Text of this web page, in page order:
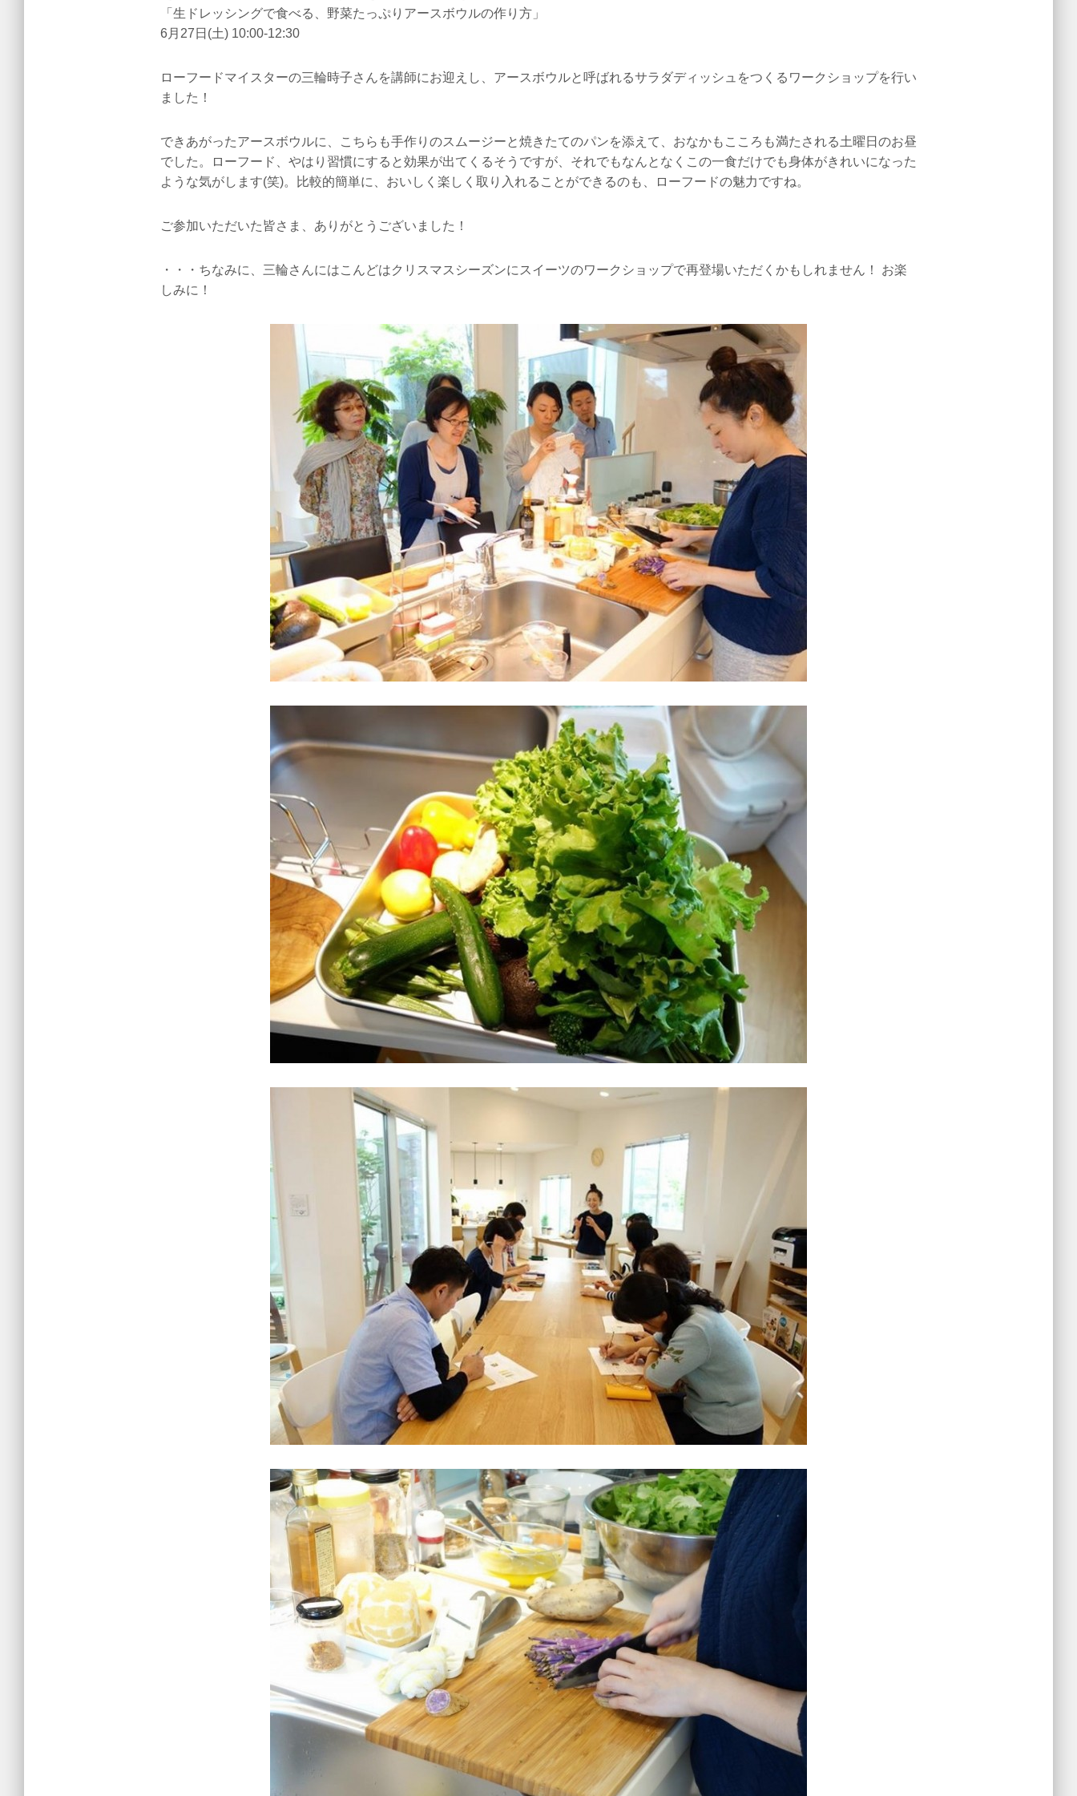
「生ドレッシングで食べる、野菜たっぷりアースボウルの作り方」
6月27日(土) 10:00-12:30
ローフードマイスターの三輪時子さんを講師にお迎えし、アースボウルと呼ばれるサラダディッシュをつくるワークショップを行い
ました！
できあがったアースボウルに、こちらも手作りのスムージーと焼きたてのパンを添えて、おなかもこころも満たされる土曜日のお昼
でした。ローフード、やはり習慣にすると効果が出てくるそうですが、それでもなんとなくこの一食だけでも身体がきれいになった
ような気がします(笑)。比較的簡単に、おいしく楽しく取り入れることができるのも、ローフードの魅力ですね。
ご参加いただいた皆さま、ありがとうございました！
・・・ちなみに、三輪さんにはこんどはクリスマスシーズンにスイーツのワークショップで再登場いただくかもしれません！ お楽
しみに！